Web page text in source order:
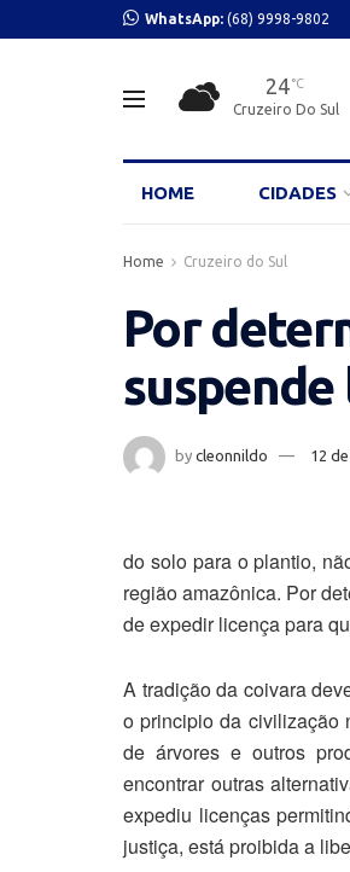
WhatsApp: (68) 9998-9802
24 °C
Cruzeiro Do Sul
HOME CIDADES
Home Cruzeiro do Sul
Por
suspende
by cleonnildo 12
do solo para o plantio,
região amazônica. Por
de expedir licença para
A tradição da coivara
o principio da civilização
de árvores e outros
encontrar outras
expediu licenças
justiça, está proibida a